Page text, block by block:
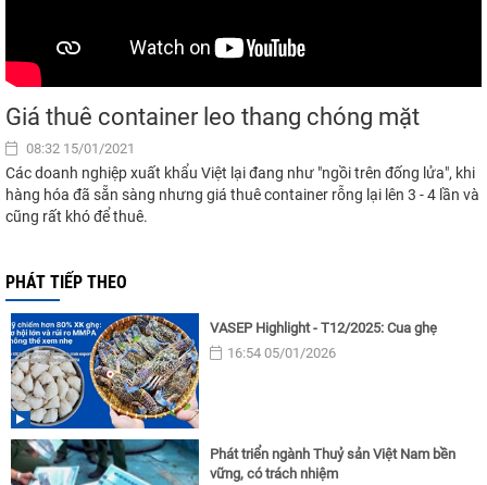
Giá thuê container leo thang chóng mặt
08:32 15/01/2021
Các doanh nghiệp xuất khẩu Việt lại đang như "ngồi trên đống lửa", khi
hàng hóa đã sẵn sàng nhưng giá thuê container rỗng lại lên 3 - 4 lần và
cũng rất khó để thuê.
PHÁT TIẾP THEO
VASEP Highlight - T12/2025: Cua ghẹ
16:54 05/01/2026
Phát triển ngành Thuỷ sản Việt Nam bền
vững, có trách nhiệm